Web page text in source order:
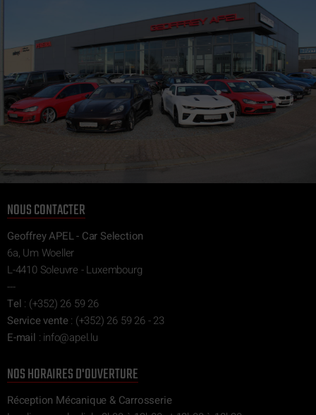
NOUS CONTACTER
Geoffrey APEL - Car Selection
6a, Um Woeller
L-4410 Soleuvre - Luxembourg
---
Tel : (+352) 26 59 26
Service vente: (+352) 26 59 26 - 23
E-mail : ul.l
epa@of
ni
NOS HORAIRES D'OUVERTURE
Réception Mécanique & Carrosserie